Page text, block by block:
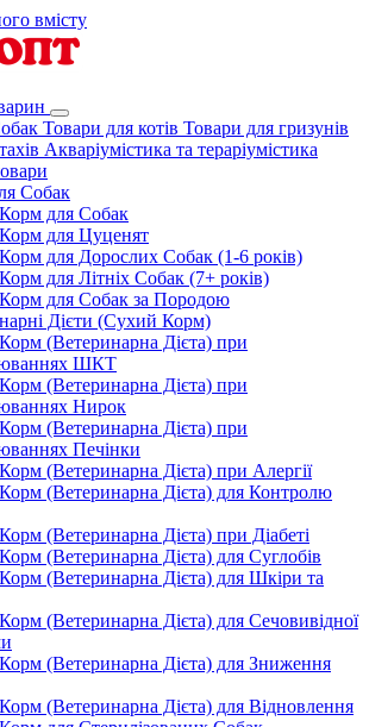
вмісту
Товари для котів Товари для гризунів
Акваріумістика та тераріумістика
Собак
для Собак
для Цуценят
для Дорослих Собак (1-6 років)
для Літніх Собак (7+ років)
для Собак за Породою
Дієти (Сухий Корм)
(Ветеринарна Дієта) при
ШКТ
(Ветеринарна Дієта) при
Нирок
(Ветеринарна Дієта) при
Печінки
(Ветеринарна Дієта) при Алергії
(Ветеринарна Дієта) для Контролю
(Ветеринарна Дієта) при Діабеті
(Ветеринарна Дієта) для Суглобів
(Ветеринарна Дієта) для Шкіри та
(Ветеринарна Дієта) для Сечовивідної
(Ветеринарна Дієта) для Зниження
(Ветеринарна Дієта) для Відновлення